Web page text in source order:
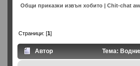
Общи приказки извън хобито | Chit-chat
Страници: [1]
Автор Тема: